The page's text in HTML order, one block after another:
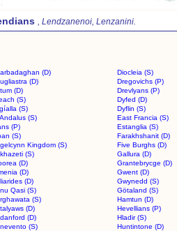
, Lendzanenoi, Lenzanini.
(D)
Diocleia (S)
(D)
Dregovichs (P)
(D)
Drevlyans (P)
(S)
Dyfed (D)
(S)
Dyflin (S)
(S)
East Francia (S)
(P)
Estanglia (S)
(S)
Farakhshanit (D)
Kingdom (S)
Five Burghs (D)
(S)
Gallura (D)
(D)
Grantebrycge (D)
(D)
Gwent (D)
(D)
Gwynedd (S)
Qasi (S)
Götaland (S)
(S)
Hamtun (D)
(D)
Hevellians (P)
(D)
Hladir (S)
(S)
Huntintone (D)